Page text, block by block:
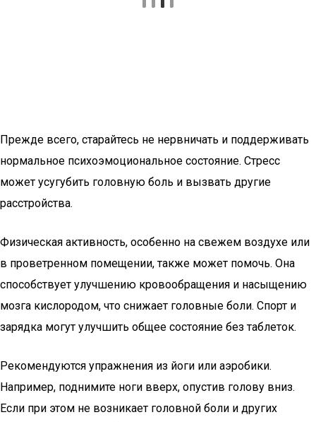
Прежде всего, старайтесь не нервничать и поддерживать
нормальное психоэмоциональное состояние. Стресс
может усугубить головную боль и вызвать другие
расстройства.
Физическая активность, особенно на свежем воздухе или
в проветренном помещении, также может помочь. Она
способствует улучшению кровообращения и насыщению
мозга кислородом, что снижает головные боли. Спорт и
зарядка могут улучшить общее состояние без таблеток.
Рекомендуются упражнения из йоги или аэробики.
Например, поднимите ноги вверх, опустив голову вниз.
Если при этом не возникает головной боли и других